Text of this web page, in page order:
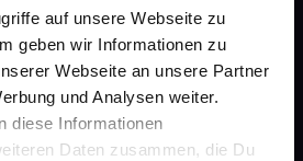
auf unsere Webseite zu
geben wir Informationen zu
Webseite an unsere Partner
und Analysen weiter.
diese Informationen
Daten zusammen, die Du
Bestellung?